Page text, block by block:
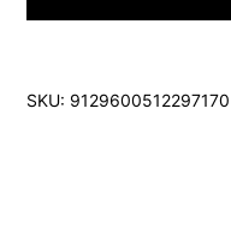
SKU: 9129600512297170